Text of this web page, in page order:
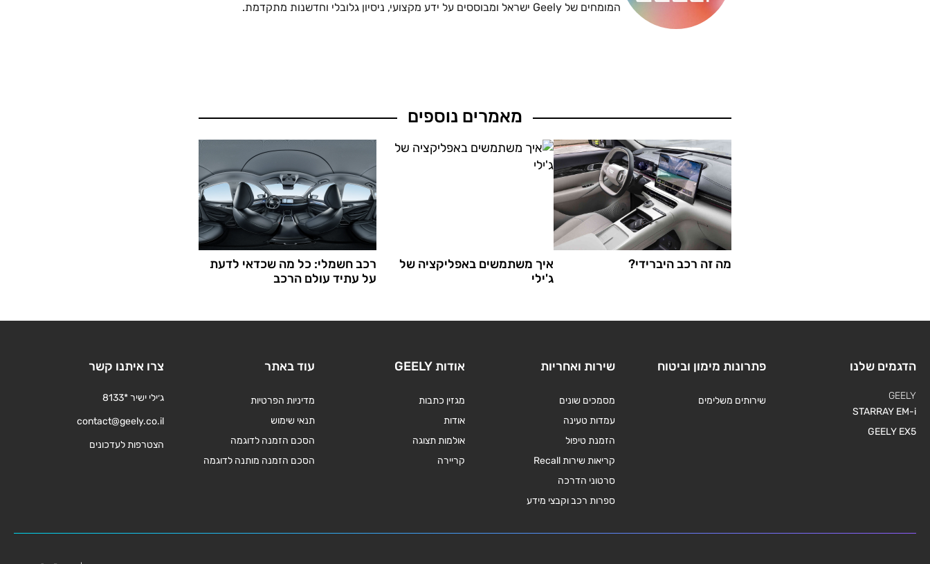
המומחים של Geely ישראל ומבוססים על ידע מקצועי, ניסיון גלובלי וחדשנות מתקדמת.
מאמרים נוספים
מה זה רכב היברידי?
איך משתמשים באפליקציה של
ג'ילי
רכב חשמלי: כל מה שכדאי לדעת
על עתיד עולם הרכב
הדגמים שלנו
GEELY
STARRAY EM-i
GEELY EX5
פתרונות מימון וביטוח
שירותים משלימים
שירות ואחריות
מסמכים שונים
עמדות טעינה
הזמנת טיפול
קריאות שירות Recall
סרטוני הדרכה
ספרות רכב וקבצי מידע
אודות GEELY
מגזין כתבות
אודות
אולמות תצוגה
קריירה
עוד באתר
מדיניות הפרטיות
תנאי שימוש
הסכם הזמנה לדוגמה
הסכם הזמנה מותנה לדוגמה
צרו איתנו קשר
ג׳ילי ישיר *8133
contact@geely.co.il
הצטרפות לעדכונים